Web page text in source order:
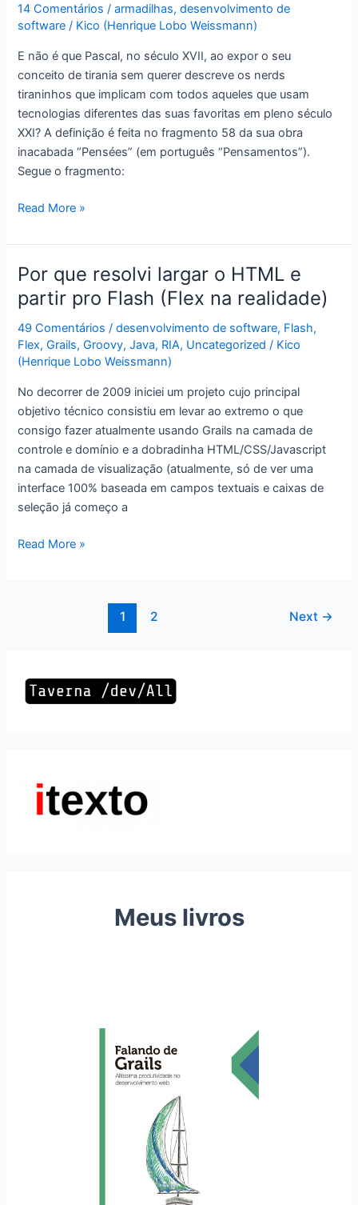
objetos
pode
aplicação
desktop
14 Comentários /armadilhas,desenvolvimento de
software / Kico (Henrique Lobo Weissmann)
E não é que Pascal, no século XVII, ao expor o seu
conceito de tirania sem querer descreve os nerds
tiraninhos que implicam com todos aqueles que usam
tecnologias diferentes das suas favoritas em pleno século
XXI? A definição é feita no fragmento 58 da sua obra
inacabada “Pensées” (em português “Pensamentos”).
Segue o fragmento:
Pascal
o
nerd
tiraninho
Read More »
Por que resolvi largar o HTML e
partir pro Flash (Flex na realidade)
49 Comentários /desenvolvimento de software, Flash,
Flex,Grails,Groovy,Java, RIA, Uncategorized / Kico
(Henrique Lobo Weissmann)
No decorrer de 2009 iniciei um projeto cujo principal
objetivo técnico consistiu em levar ao extremo o que
consigo fazer atualmente usando Grails na camada de
controle e domínio e a dobradinha HTML/CSS/Javascript
na camada de visualização (atualmente, só de ver uma
interface 100% baseada em campos textuais e caixas de
seleção já começo a
Por
partir
pro
Read More »
1 2 Next →
Meus livros